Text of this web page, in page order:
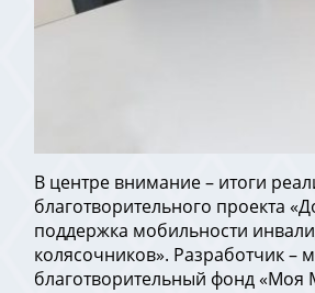
В центре внимание – итоги
благотворительного проекта
поддержка мобильности
колясочников». Разработчик –
благотворительный фонд «Моя